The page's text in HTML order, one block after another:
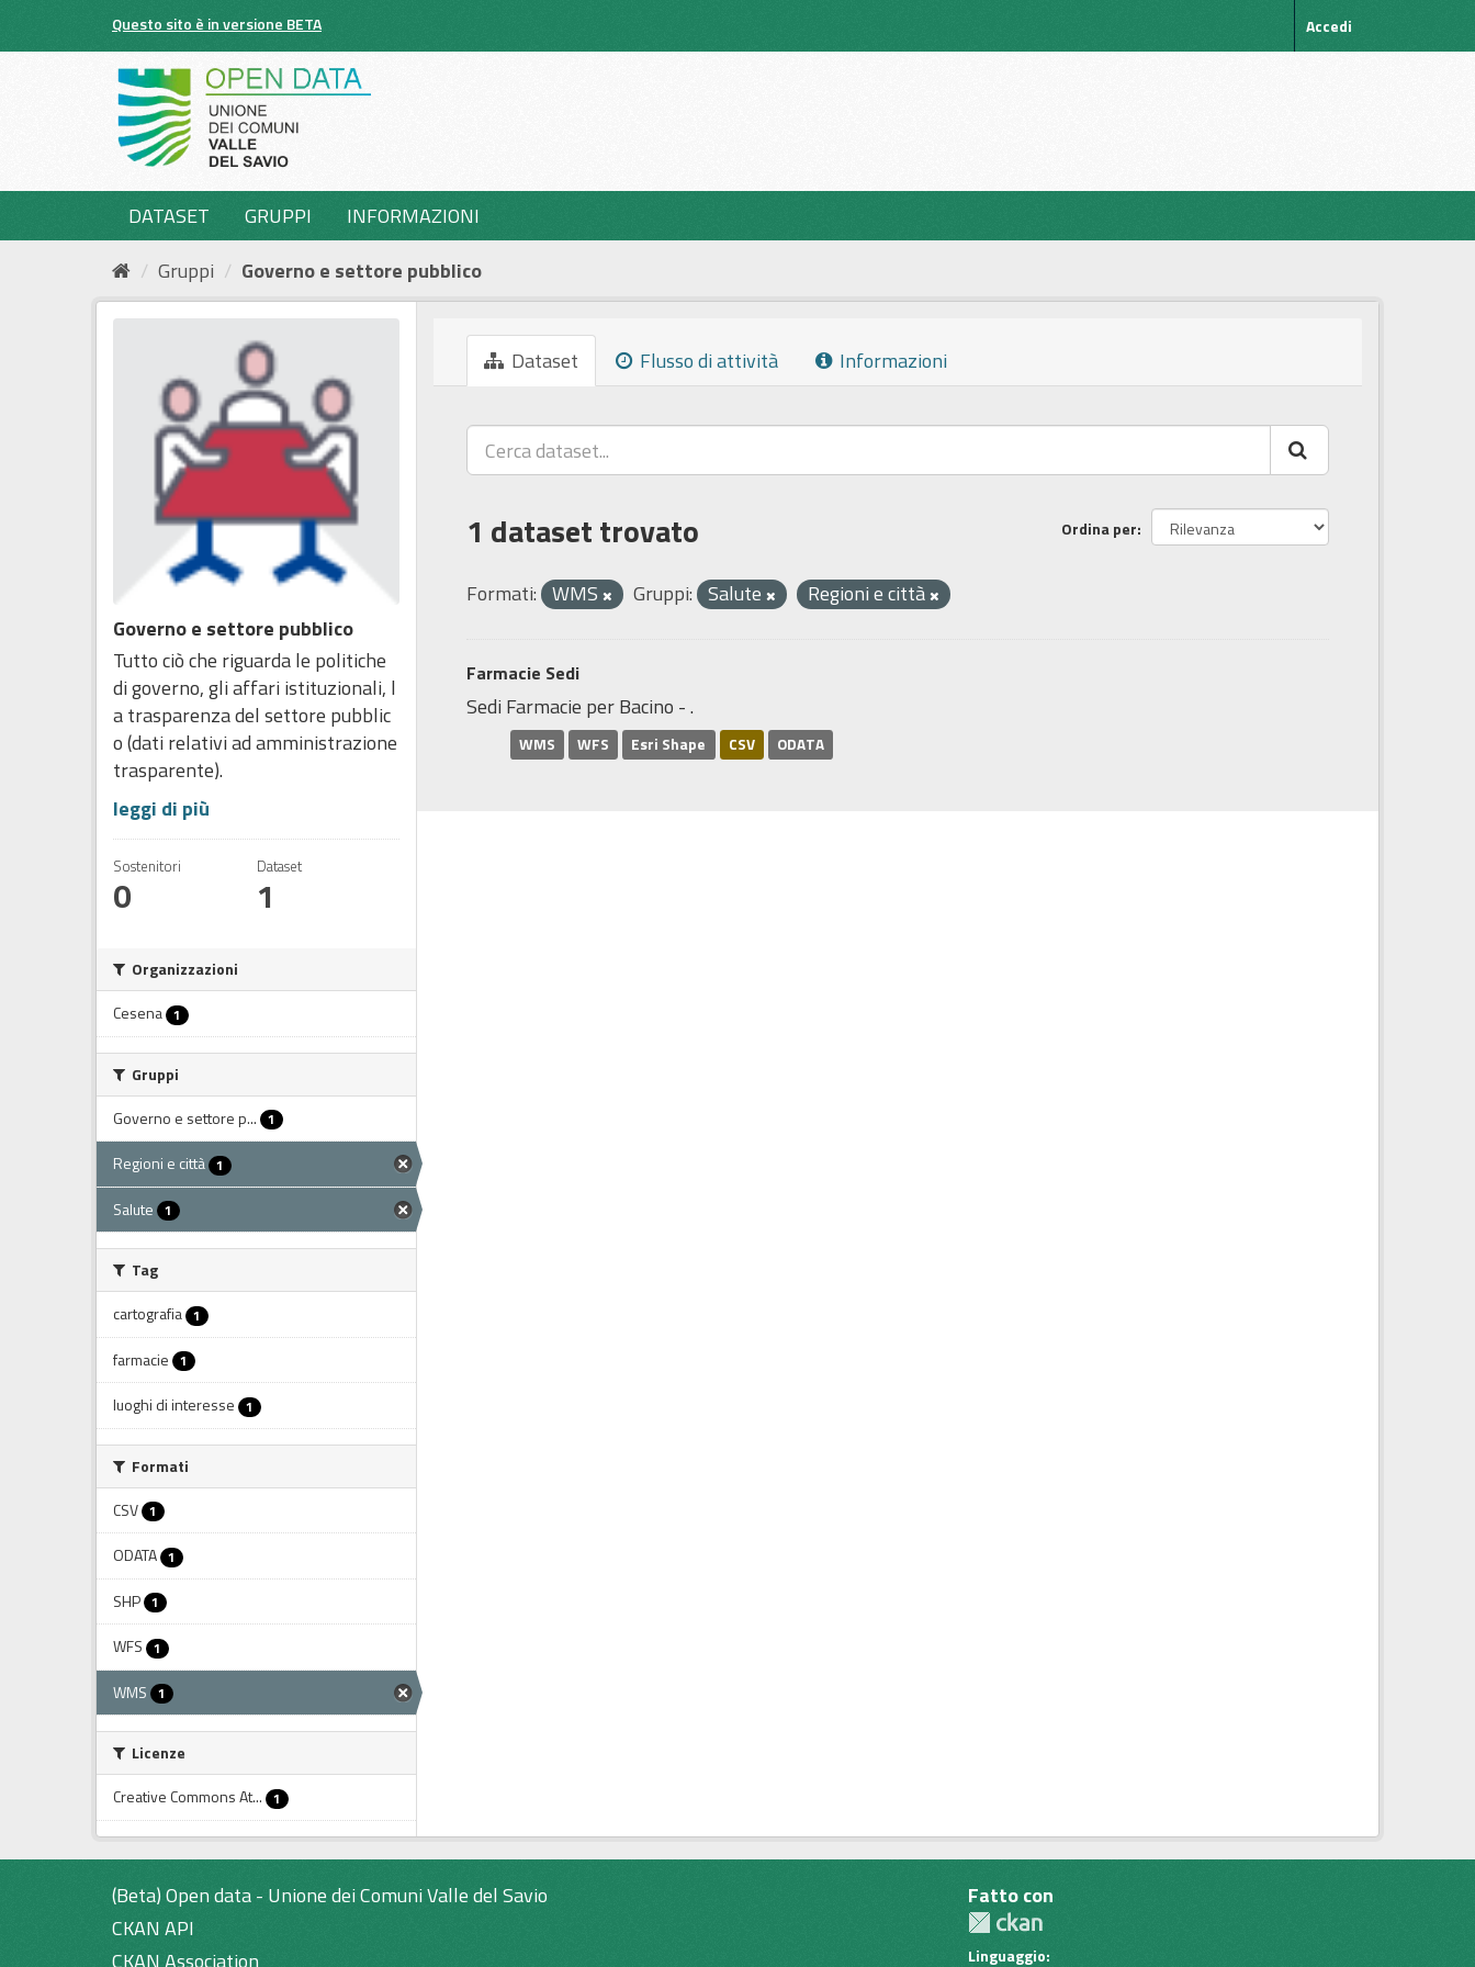
Questo sito è in versione BETA Accedi
DATASET GRUPPI
INFORMAZIONI
Gruppi
Governo e settore pubblico
Governo e settore pubblico
Tutto ciò che riguarda le politiche
di governo, gli affari istituzionali, l
a trasparenza del settore pubblic
o (dati relativi ad amministrazione
trasparente).
leggi di più
Sostenitori
0
Dataset
1
Organizzazioni
Cesena 1
Gruppi
Governo e settore p... 1
Regioni e città 1
Salute 1
Tag
cartografia 1
farmacie 1
luoghi di interesse 1
Formati
CSV 1
ODATA 1
SHP 1
WFS 1
WMS 1
Licenze
Creative Commons At... 1
Dataset Flusso di attività Informazioni
Ordina per
1 dataset trovato
Formati: WMS Gruppi: Salute Regioni e città
Farmacie Sedi
Sedi Farmacie per Bacino - .
WMS WFS Esri Shape CSV ODATA
(Beta) Open data - Unione dei Comuni Valle del Savio
CKAN API
CKAN Association
Fatto con
Linguaggio